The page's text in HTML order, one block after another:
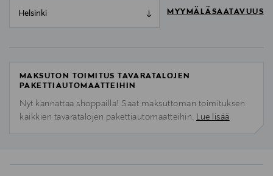
Helsinki MYYMÄLÄSAATAVUUS
MAKSUTON TOIMITUS TAVARATALOJEN
PAKETTIAUTOMAATTEIHIN
Nyt kannattaa shoppailla! Saat maksuttoman toimituksen
kaikkien tavaratalojen pakettiautomaatteihin. Lue lisää